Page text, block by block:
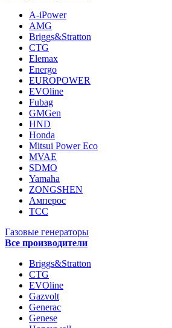
A-iPower
AMG
Briggs&Stratton
CTG
Elemax
Energo
EUROPOWER
EVOline
Fubag
GMGen
HND
Honda
Mitsui Power Eco
MVAE
SDMO
Yamaha
ZONGSHEN
Амперос
ТСС
Газовые генераторы
Все производители
Briggs&Stratton
CTG
EVOline
Gazvolt
Generac
Genese